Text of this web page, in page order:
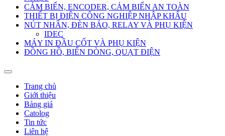
CẢM BIẾN, ENCODER, CẢM BIẾN AN TOÀN
THIẾT BỊ ĐIỆN CÔNG NGHIỆP NHẬP KHẨU
NÚT NHẤN, ĐÈN BÁO, RELAY VÀ PHỤ KIỆN
IDEC
MÁY IN ĐẦU CỐT VÀ PHỤ KIỆN
ĐỒNG HỒ, BIẾN DÒNG, QUẠT ĐIỆN
Trang chủ
Giới thiệu
Bảng giá
Catolog
Tin tức
Liên hệ